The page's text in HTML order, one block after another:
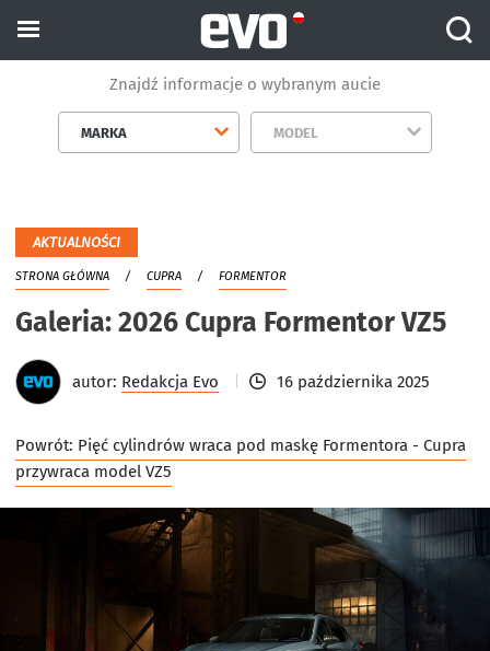
Znajdź informacje o wybranym aucie
MARKA MODEL
AKTUALNOŚCI
STRONA GŁÓWNA CUPRA FORMENTOR
Galeria: 2026 Cupra Formentor VZ5
autor: Redakcja Evo 16 października 2025
Powrót: Pięć cylindrów wraca pod maskę Formentora - Cupra
przywraca model VZ5